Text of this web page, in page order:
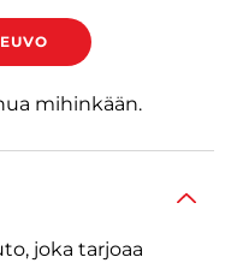
mihinkään.
joka tarjoaa